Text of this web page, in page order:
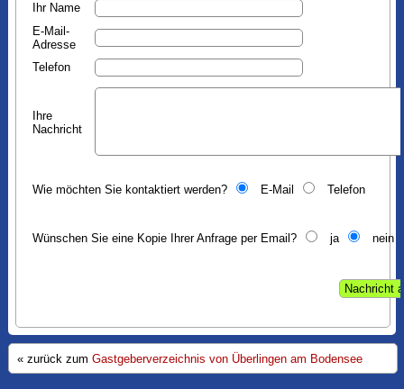
Ihr Name
E-Mail-
Adresse
Telefon
Ihre
Nachricht
Wie möchten Sie kontaktiert werden? E-Mail Telefon
Wünschen Sie eine Kopie Ihrer Anfrage per Email? ja nein
« zurück zum Gastgeberverzeichnis von Überlingen am Bodensee